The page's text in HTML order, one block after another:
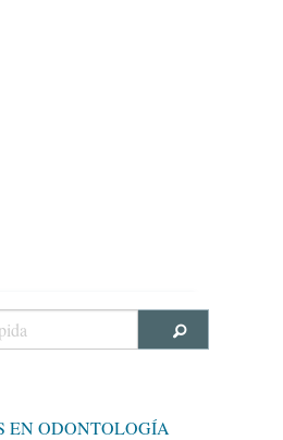
EN ODONTOLOGÍA